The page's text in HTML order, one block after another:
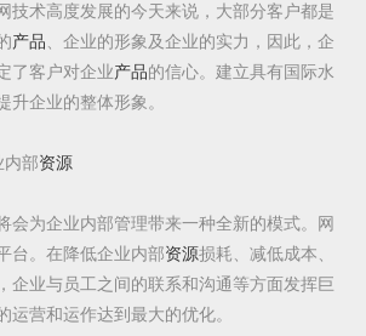
技术高度发展的今天来说，大部分客户都是
产品、企业的形象及企业的实力，因此，企
了客户对企业产品的信心。建立具有国际水
升企业的整体形象。
部资源
为企业内部管理带来一种全新的模式。网
台。在降低企业内部资源损耗、减低成本、
企业与员工之间的联系和沟通等方面发挥巨
运营和运作达到最大的优化。